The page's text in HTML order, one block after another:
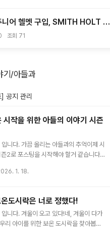
니어 헬멧 구입, SMITH HOLT JR
조회 71
기/아들과
] 공지 관리
시작을 위한 아들의 이야기 시즌
니다. 가끔 올리는 아들과의 추억이제 시
2로 포스팅을 시작해야 할거 같습니다.
니다. 아들은 한국에서 시즌1을 마무리
곳이다. 라는건 체험해 보지 않은 사람은
업식 연사에서 아름다운 한국에서 초등학
어 행복하다고 했습니다. 정말 힘들고, 어
기와 질투가 많아서 힘들었던 기억은 잊
1. 18.
도시락은 너로 정했다!
니다. 겨울이 오고 있다!네, 겨울이 다가
리 아이를 위한 보온 도시락을 찾아봅니